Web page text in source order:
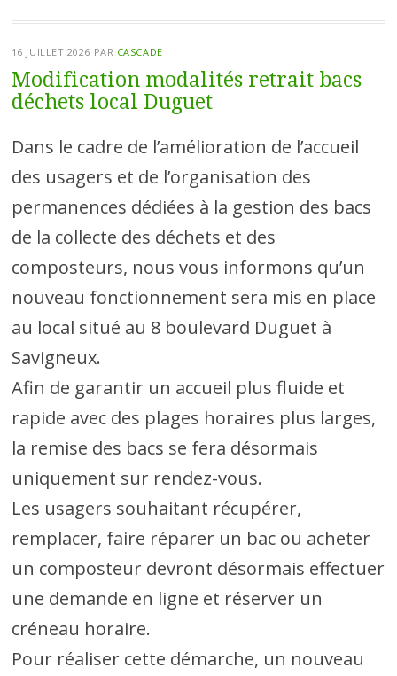
16 JUILLET 2026 PAR CASCADE
Modification modalités retrait bacs
déchets local Duguet
Dans le cadre de l’amélioration de l’accueil
des usagers et de l’organisation des
permanences dédiées à la gestion des bacs
de la collecte des déchets et des
composteurs, nous vous informons qu’un
nouveau fonctionnement sera mis en place
au local situé au 8 boulevard Duguet à
Savigneux.
Afin de garantir un accueil plus fluide et
rapide avec des plages horaires plus larges,
la remise des bacs se fera désormais
uniquement sur rendez-vous.
Les usagers souhaitant récupérer,
remplacer, faire réparer un bac ou acheter
un composteur devront désormais effectuer
une demande en ligne et réserver un
créneau horaire.
Pour réaliser cette démarche, un nouveau